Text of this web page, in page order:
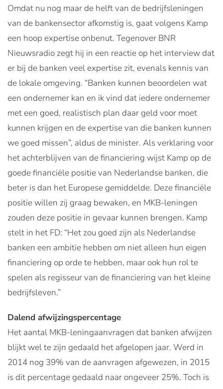
Omdat nu nog maar de helft van de bedrijfsleningen
van de bankensector afkomstig is, gaat volgens Kamp
een hoop expertise onbenut. Tegenover BNR
Nieuwsradio zegt hij in een reactie op het interview dat
er bij de banken veel expertise zit, evenals kennis van
de lokale omgeving. “Banken kunnen beoordelen wat
een ondernemer kan en ik vind dat iedere ondernemer
met een goed, realistisch plan daar geld voor moet
kunnen krijgen en de expertise van die banken kunnen
we goed missen”, aldus de minister. Als verklaring voor
het achterblijven van de financiering wijst Kamp op de
goede financiële positie van Nederlandse banken, die
beter is dan het Europese gemiddelde. Deze financiële
positie willen zij graag bewaken, en MKB-leningen
zouden deze positie in gevaar kunnen brengen. Kamp
stelt in het FD: “Het zou goed zijn als Nederlandse
banken een ambitie hebben om niet alleen hun eigen
financiering op orde te hebben, maar ook hun rol te
spelen als regisseur van de financiering van het kleine
bedrijfsleven.”
Dalend afwijzingspercentage
Het aantal MKB-leningaanvragen dat banken afwijzen
blijkt wel te zijn gedaald het afgelopen jaar. Werd in
2014 nog 39% van de aanvragen afgewezen, in 2015
is dit percentage gedaald naar ongeveer 25%. Toch is